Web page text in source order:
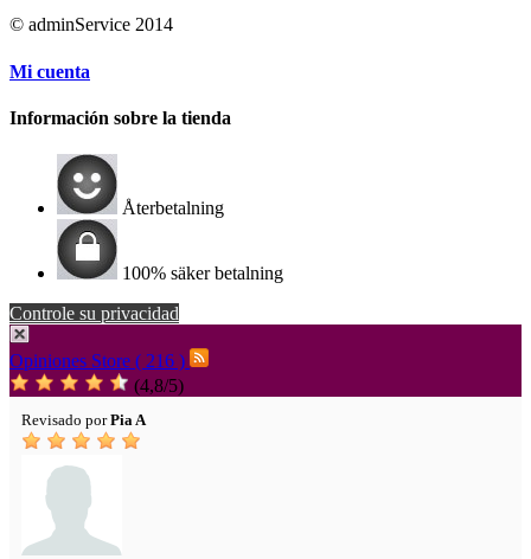
© adminService 2014
Mi cuenta
Información sobre la tienda
Återbetalning
100% säker betalning
Controle su privacidad
Opiniones Store ( 216 )
(4,8/5)
Revisado porPia A